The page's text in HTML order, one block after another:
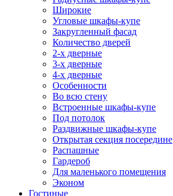
Широкие
Угловые шкафы-купе
Закругленный фасад
Количество дверей
2-х дверные
3-х дверные
4-х дверные
Особенности
Во всю стену
Встроенные шкафы-купе
Под потолок
Раздвижные шкафы-купе
Открытая секция посередине
Распашные
Гардероб
Для маленького помещения
Эконом
Гостиные